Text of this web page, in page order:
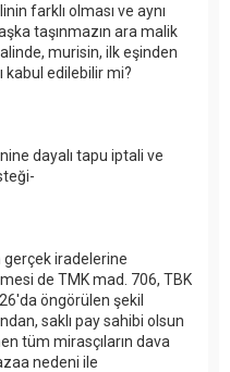
farklı olması ve aynı
taşınmazın ara malik
murisin, ilk eşinden
kabul edilebilir mi?
dayalı tapu iptali ve
iradelerine
de TMK mad. 706, TBK
öngörülen şekil
saklı pay sahibi olsun
tüm mirasçıların dava
nedeni ile